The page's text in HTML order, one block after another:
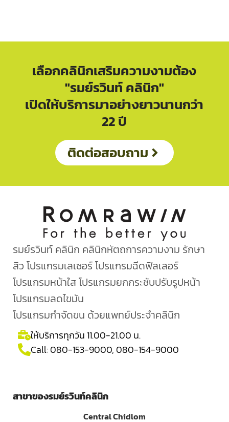
เลือกคลินิกเสริมความงามต้อง
"รมย์รวินท์ คลินิก"
เปิดให้บริการมาอย่างยาวนานกว่า
22 ปี
ติดต่อสอบถาม
รมย์รวินท์ คลินิก คลินิกหัตถการความงาม รักษา
สิว โปรแกรมเลเซอร์ โปรแกรมฉีดฟิลเลอร์
โปรแกรมหน้าใส โปรแกรมยกกระชับปรับรูปหน้า
โปรแกรมลดไขมัน
โปรแกรมกำจัดขน ด้วยแพทย์ประจำคลินิก
ให้บริการทุกวัน 11.00-21.00 น.
Call:080-153-9000, 080-154-9000
สาขาของรมย์รวินท์คลินิก
Central Chidlom